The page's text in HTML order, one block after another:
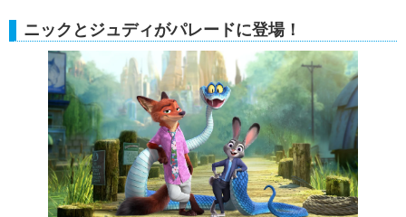
ニックとジュディがパレードに登場！